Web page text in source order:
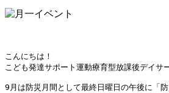
こんにちは！
こども発達サポート運動療育型放課後デイサ
9月は防災月間として最終日曜日の午後に「